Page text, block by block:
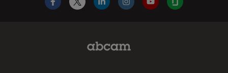
Facebook
X LinkedInInstagramYouTubeGlassdoor